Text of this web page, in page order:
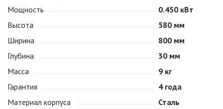
Мощность
0.450 кВт
Высота
580 мм
Ширина
800 мм
Глубина
30 мм
Масса
9 кг
Гарантия
4 года
Материал корпуса
Сталь